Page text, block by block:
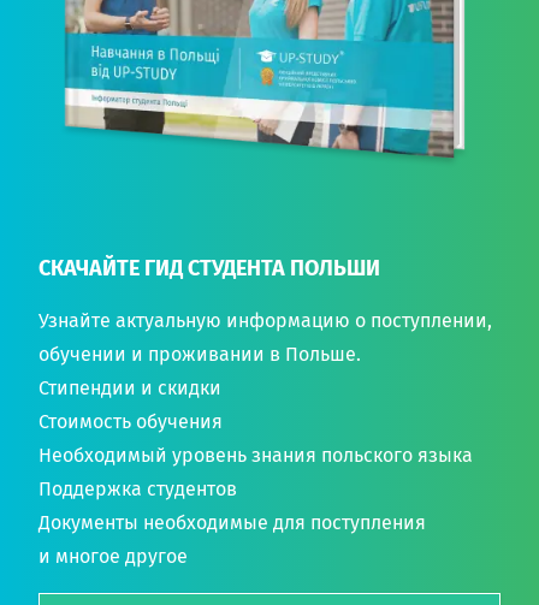
СКАЧАЙТЕ ГИД СТУДЕНТА ПОЛЬШИ
Узнайте актуальную информацию о поступлении,
обучении и проживании в Польше.
Стипендии и скидки
Стоимость обучения
Необходимый уровень знания польского языка
Поддержка студентов
Документы необходимые для поступления
и многое другое